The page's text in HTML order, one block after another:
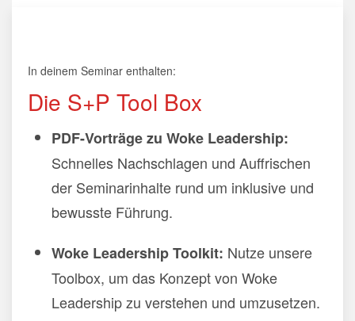
In deinem Seminar enthalten:
Die S+P Tool Box
PDF-Vorträge zu Woke Leadership:
Schnelles Nachschlagen und Auffrischen
der Seminarinhalte rund um inklusive und
bewusste Führung.
Woke Leadership Toolkit: Nutze unsere
Toolbox, um das Konzept von Woke
Leadership zu verstehen und umzusetzen.